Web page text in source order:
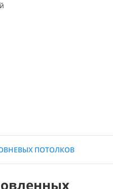
ПОТОЛКОВ